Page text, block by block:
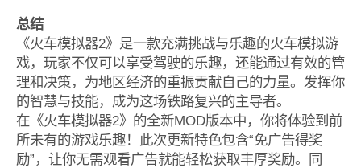
总结
《火车模拟器2》是一款充满挑战与乐趣的火车模拟游
戏，玩家不仅可以享受驾驶的乐趣，还能通过有效的管
理和决策，为地区经济的重振贡献自己的力量。发挥你
的智慧与技能，成为这场铁路复兴的主导者。
在《火车模拟器2》的全新MOD版本中，你将体验到前
所未有的游戏乐趣！此次更新特色包含“免广告得奖
励”，让你无需观看广告就能轻松获取丰厚奖励。同